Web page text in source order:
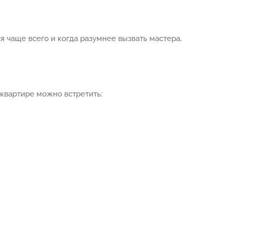
всего и когда разумнее вызвать мастера.
можно встретить: